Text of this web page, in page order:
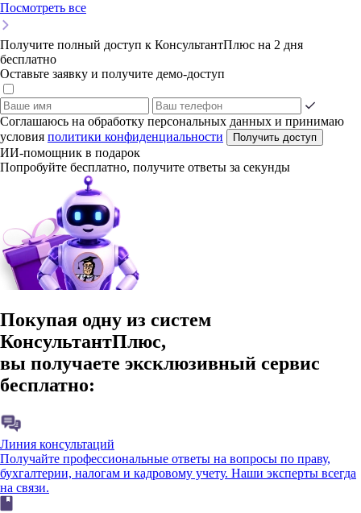
Посмотреть все
Получите полный доступ к КонсультантПлюс на 2 дня
бесплатно
Оставьте заявку и получите демо-доступ
Соглашаюсь на обработку персональных данных и принимаю
условия политики конфиденциальности Получить доступ
ИИ-помощник в подарок
Попробуйте бесплатно, получите ответы за секунды
Покупая одну из систем
КонсультантПлюс,
вы получаете эксклюзивный сервис
бесплатно:
Линия консультаций
Получайте профессиональные ответы на вопросы по праву,
бухгалтерии, налогам и кадровому учету. Наши эксперты всегда
на связи.